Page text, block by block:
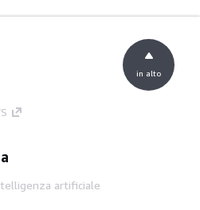
artificiale
in alto